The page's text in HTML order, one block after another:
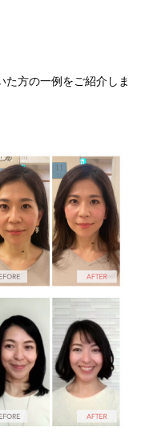
方の一例をご紹介しま